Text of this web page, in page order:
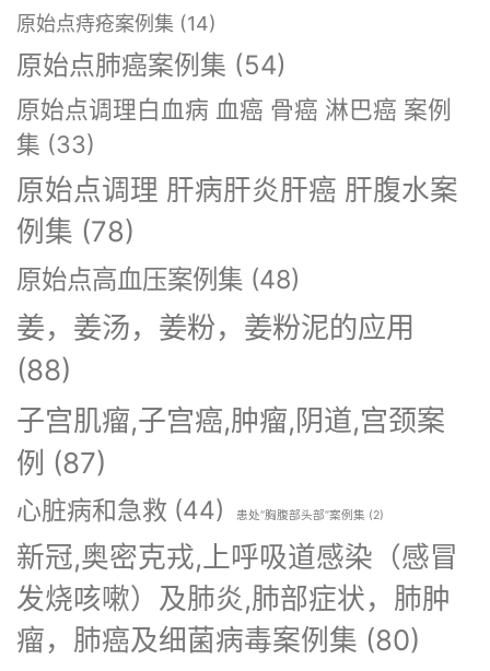
原始点痔疮案例集 (14)
原始点肺癌案例集 (54)
原始点调理白血病 血癌 骨癌 淋巴癌 案例
集 (33)
原始点调理 肝病肝炎肝癌 肝腹水案
例集 (78)
原始点高血压案例集 (48)
姜，姜汤，姜粉，姜粉泥的应用
(88)
子宫肌瘤,子宫癌,肿瘤,阴道,宫颈案
例 (87)
心脏病和急救 (44) 患处“胸腹部头部”案例集 (2)
新冠,奥密克戎,上呼吸道感染（感冒
发烧咳嗽）及肺炎,肺部症状，肺肿
瘤，肺癌及细菌病毒案例集 (80)